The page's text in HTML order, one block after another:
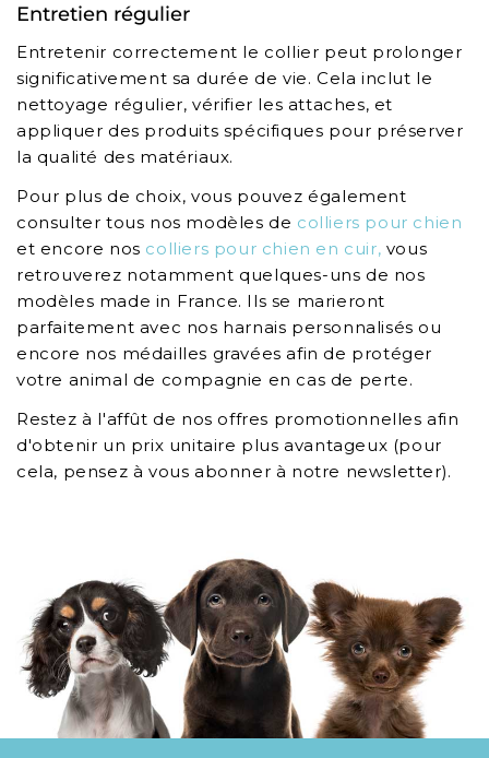
Entretien régulier
Entretenir correctement le collier peut prolonger
significativement sa durée de vie. Cela inclut le
nettoyage régulier, vérifier les attaches, et
appliquer des produits spécifiques pour préserver
la qualité des matériaux.
Pour plus de choix, vous pouvez également
consulter tous nos modèles de colliers pour chien
et encore nos colliers pour chien en cuir, vous
retrouverez notamment quelques-uns de nos
modèles made in France. Ils se marieront
parfaitement avec nos harnais personnalisés ou
encore nos médailles gravées afin de protéger
votre animal de compagnie en cas de perte.
Restez à l'affût de nos offres promotionnelles afin
d'obtenir un prix unitaire plus avantageux (pour
cela, pensez à vous abonner à notre newsletter).